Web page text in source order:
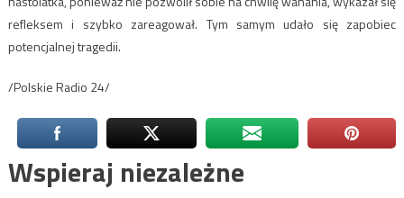
refleksem i szybko zareagował. Tym samym udało się zapobiec
potencjalnej tragedii.
/Polskie Radio 24/
Wspieraj niezależne